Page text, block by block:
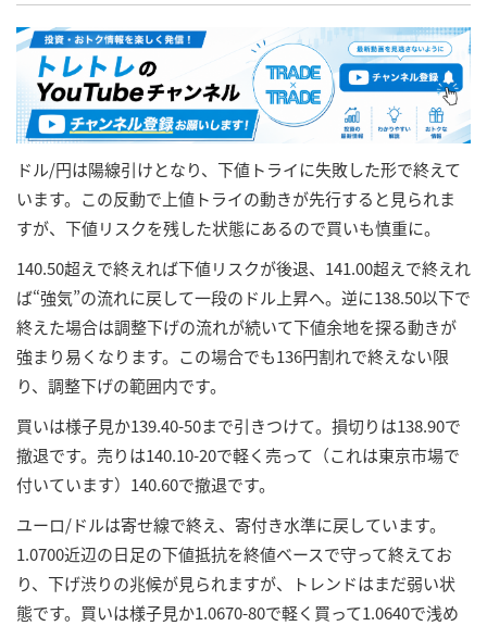
ドル/円は陽線引けとなり、下値トライに失敗した形で終えて
います。この反動で上値トライの動きが先行すると見られま
すが、下値リスクを残した状態にあるので買いも慎重に。
140.50超えで終えれば下値リスクが後退、141.00超えで終えれ
ば“強気”の流れに戻して一段のドル上昇へ。逆に138.50以下で
終えた場合は調整下げの流れが続いて下値余地を探る動きが
強まり易くなります。この場合でも136円割れで終えない限
り、調整下げの範囲内です。
買いは様子見か139.40-50まで引きつけて。損切りは138.90で
撤退です。売りは140.10-20で軽く売って（これは東京市場で
付いています）140.60で撤退です。
ユーロ/ドルは寄せ線で終え、寄付き水準に戻しています。
1.0700近辺の日足の下値抵抗を終値ベースで守って終えてお
り、下げ渋りの兆候が見られますが、トレンドはまだ弱い状
態です。買いは様子見か1.0670-80で軽く買って1.0640で浅め